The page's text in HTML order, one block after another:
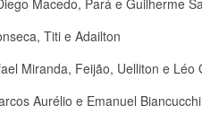
Macedo, Pará e Guilherme
Titi e Adailton
Miranda, Feijão, Uelliton e Léo
Aurélio e Emanuel Biancucchi